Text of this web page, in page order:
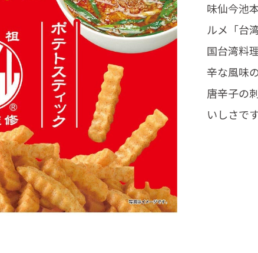
味仙今池
ルメ「台
国台湾料
辛な風味
唐辛子の
いしさです